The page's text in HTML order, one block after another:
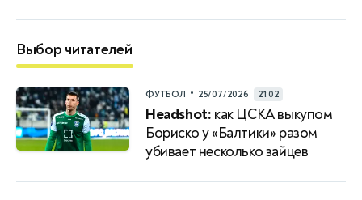
Выбор читателей
ФУТБОЛ • 25/07/2026 21:02
Headshot: как ЦСКА выкупом
Бориско у «Балтики» разом
убивает несколько зайцев